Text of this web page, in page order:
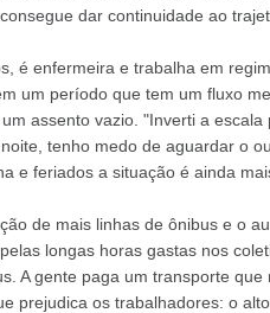
dar continuidade ao
é enfermeira e trabalha em
um período que tem um fluxo
assento vazio. "Inverti a
tenho medo de aguardar o
e feriados a situação é ainda
de mais linhas de ônibus e o
longas horas gastas nos
A gente paga um transporte
prejudica os trabalhadores: o